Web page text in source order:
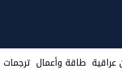
طاقة وأعمال ترجمات